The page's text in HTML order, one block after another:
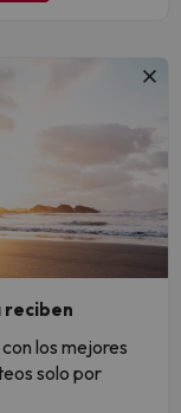
reciben
los mejores
solo por